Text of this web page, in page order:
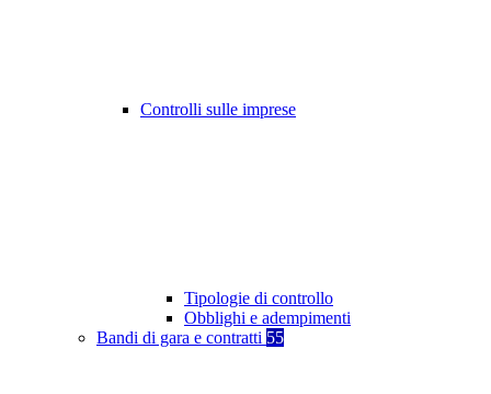
Controlli sulle imprese
Tipologie di controllo
Obblighi e adempimenti
Bandi di gara e contratti 55